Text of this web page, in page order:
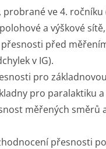
ve 4.
a výškové
před
v IG).
pro
pro paralaktiku
měřených
přesnosti